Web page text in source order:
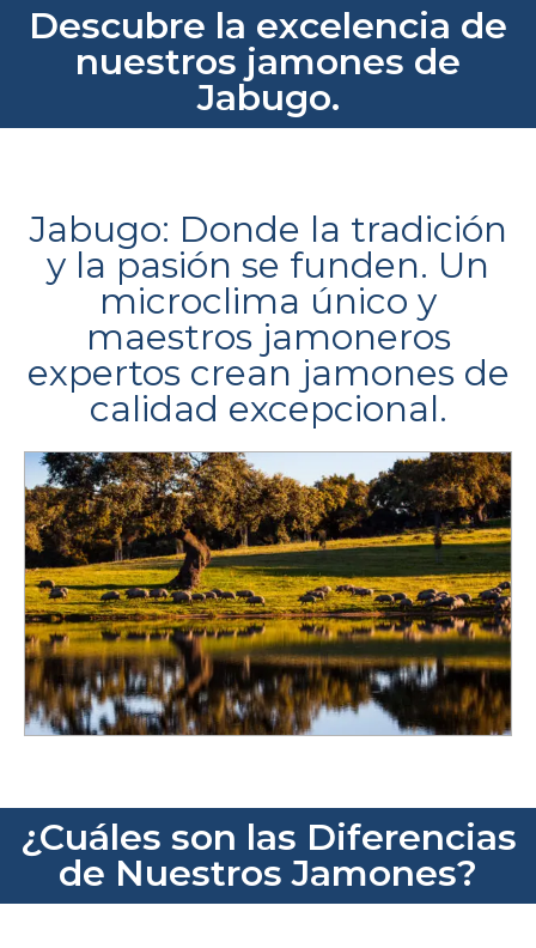
Descubre la excelencia de
nuestros jamones de
Jabugo.
Jabugo: Donde la tradición
y la pasión se funden. Un
microclima único y
maestros jamoneros
expertos crean jamones de
calidad excepcional.
¿Cuáles son las Diferencias
de Nuestros Jamones?